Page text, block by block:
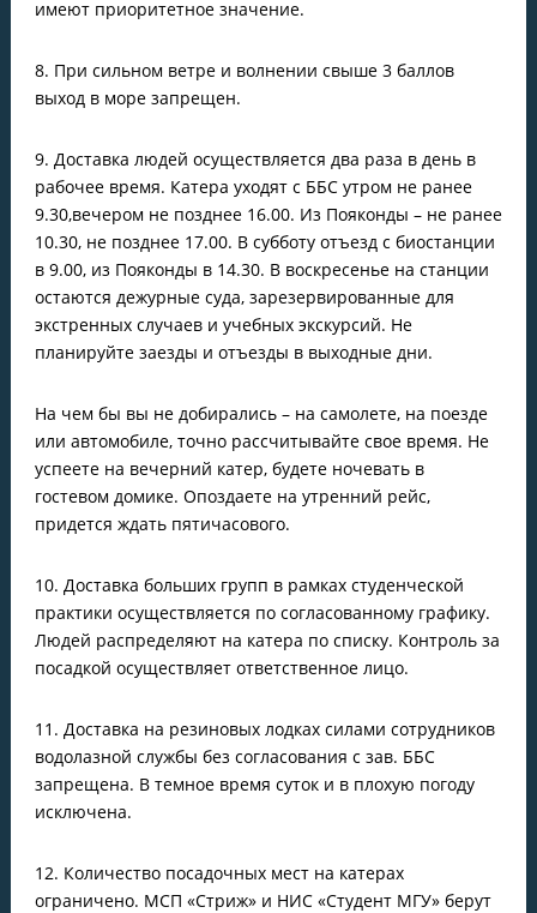
имеют приоритетное значение.
8. При сильном ветре и волнении свыше 3 баллов
выход в море запрещен.
9. Доставка людей осуществляется два раза в день в
рабочее время. Катера уходят с ББС утром не ранее
9.30,вечером не позднее 16.00. Из Пояконды – не ранее
10.30, не позднее 17.00. В субботу отъезд с биостанции
в 9.00, из Пояконды в 14.30. В воскресенье на станции
остаются дежурные суда, зарезервированные для
экстренных случаев и учебных экскурсий. Не
планируйте заезды и отъезды в выходные дни.
На чем бы вы не добирались – на самолете, на поезде
или автомобиле, точно рассчитывайте свое время. Не
успеете на вечерний катер, будете ночевать в
гостевом домике. Опоздаете на утренний рейс,
придется ждать пятичасового.
10. Доставка больших групп в рамках студенческой
практики осуществляется по согласованному графику.
Людей распределяют на катера по списку. Контроль за
посадкой осуществляет ответственное лицо.
11. Доставка на резиновых лодках силами сотрудников
водолазной службы без согласования с зав. ББС
запрещена. В темное время суток и в плохую погоду
исключена.
12. Количество посадочных мест на катерах
ограничено. МСП «Стриж» и НИС «Студент МГУ» берут